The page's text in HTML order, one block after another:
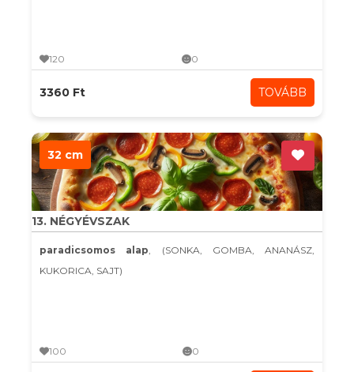
120 0
3360 Ft TOVÁBB
32 cm
13. NÉGYÉVSZAK
paradicsomos alap, (SONKA, GOMBA, ANANÁSZ,
KUKORICA, SAJT)
100 0